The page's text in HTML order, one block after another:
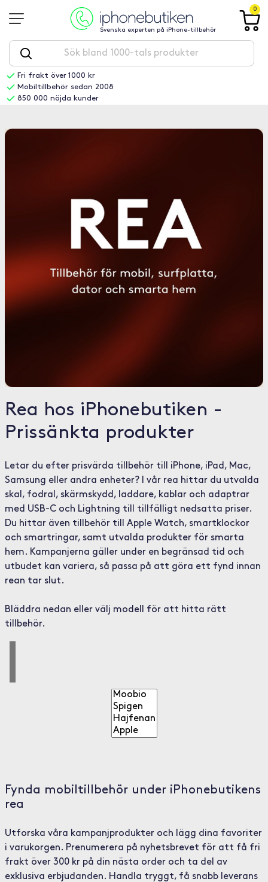
Svenska experten på iPhone-tillbehör
0
Fri frakt över 1000 kr
Mobiltillbehör sedan 2008
850 000 nöjda kunder
Rea hos iPhonebutiken -
Prissänkta produkter
Letar du efter prisvärda tillbehör till iPhone, iPad, Mac,
Samsung eller andra enheter? I vår rea hittar du utvalda
skal, fodral, skärmskydd, laddare, kablar och adaptrar
med USB-C och Lightning till tillfälligt nedsatta priser.
Du hittar även tillbehör till Apple Watch, smartklockor
och smartringar, samt utvalda produkter för smarta
hem. Kampanjerna gäller under en begränsad tid och
utbudet kan variera, så passa på att göra ett fynd innan
rean tar slut.
Bläddra nedan eller välj modell för att hitta rätt
tillbehör.
Fynda mobiltillbehör under iPhonebutikens
rea
Utforska våra kampanjprodukter och lägg dina favoriter
i varukorgen. Prenumerera på nyhetsbrevet för att få fri
frakt över 300 kr på din nästa order och ta del av
exklusiva erbjudanden. Handla tryggt, få snabb leverans